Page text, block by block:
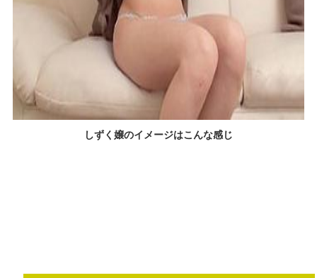
しずく嬢のイメージはこんな感じ